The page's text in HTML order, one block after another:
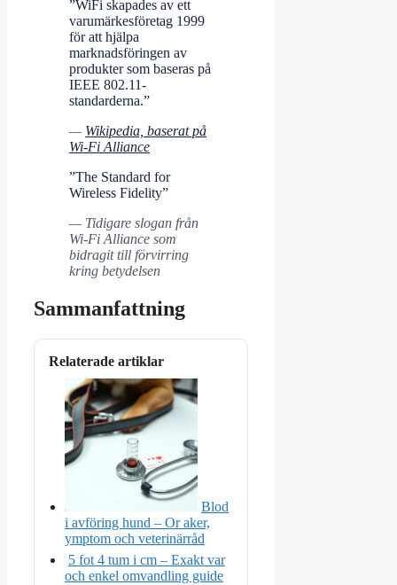
”WiFi skapades av ett
varumärkesföretag 1999
för att hjälpa
marknadsföringen av
produkter som baseras på
IEEE 802.11-
standarderna.”
— Wikipedia, baserat på
Wi-Fi Alliance
”The Standard for
Wireless Fidelity”
— Tidigare slogan från
Wi-Fi Alliance som
bidragit till förvirring
kring betydelsen
Sammanfattning
Relaterade artiklar
Blod
i avföring hund – Or aker,
ymptom och veterinärråd
5 fot 4 tum i cm – Exakt var
och enkel omvandling guide